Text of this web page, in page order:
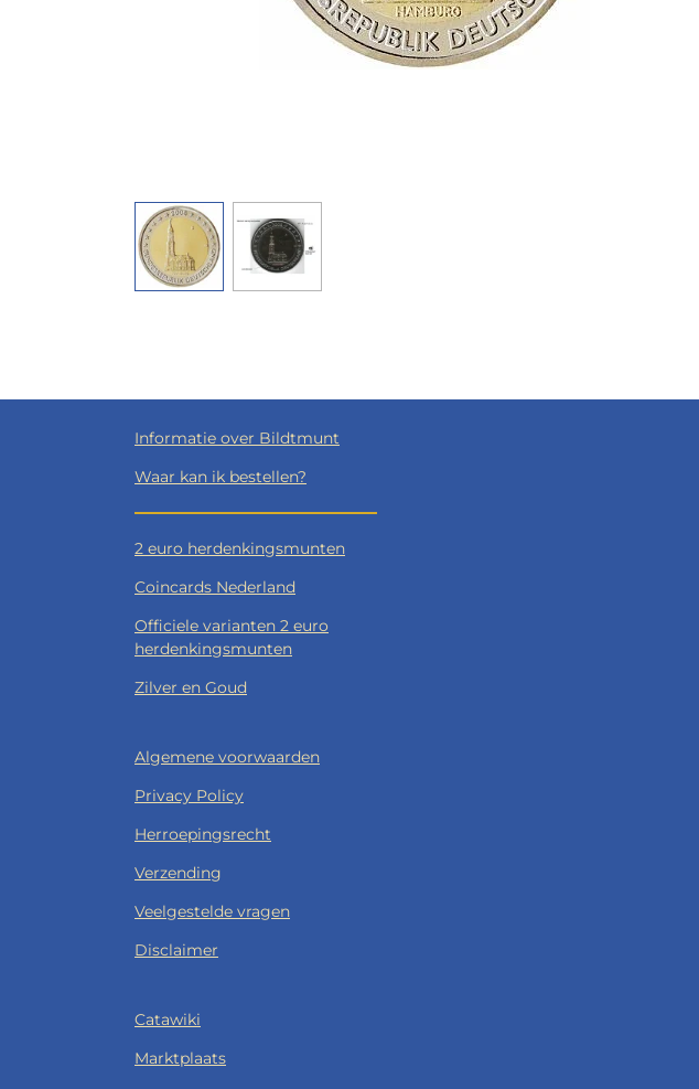
Informatie over Bildtmunt
Waar kan ik bestellen?
2 euro herdenkingsmunten
Coincards Nederland
Officiele varianten 2 euro
herdenkingsmunten
Zilver en Goud
Algemene voorwaarden
Privacy Policy
Herroepingsrecht
Verzending
Veelgestelde vragen
Disclaimer
Catawiki
Marktplaats